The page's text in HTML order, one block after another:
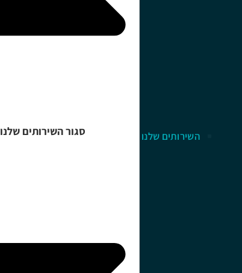
השירותים שלנו סגור השירותים שלנו